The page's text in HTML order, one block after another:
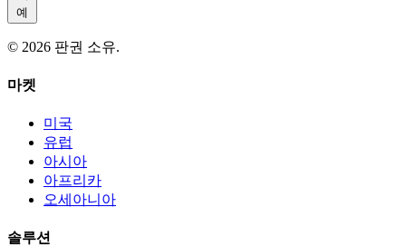
예
© 2026 판권 소유.
마켓
미국
유럽
아시아
아프리카
오세아니아
솔루션